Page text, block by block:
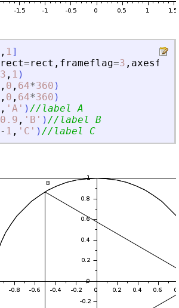
, 1]
rect=rect , frameflag=3 , axesflag
3 , 1 )
, 0 , 64*360 )
, 0 , 64*360 )
, ' A ' )//label A
0.9 , ' B ' )//label B
- 1 , ' C ' )//label C